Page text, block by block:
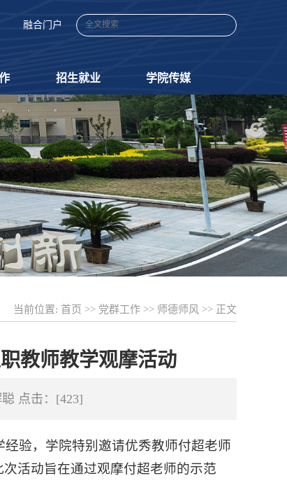
融合门户
招生就业 学院传媒
当前位置: 首页 >> 党群工作 >> 师德师风 >> 正文
教师教学观摩活动
聪 点击：[423]
验，学院特别邀请优秀教师付超老师
活动旨在通过观摩付超老师的示范